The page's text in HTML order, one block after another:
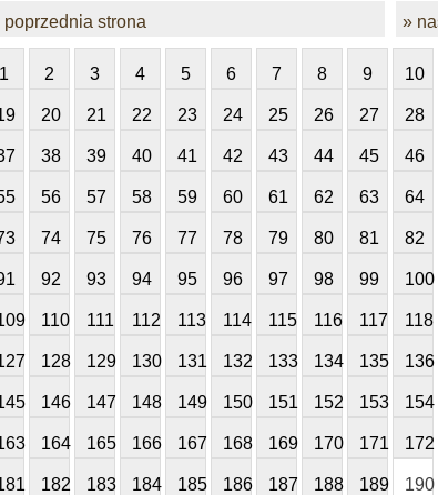
poprzednia strona »
1 2 3 4 5 6 7 8 9 10
20 21 22 23 24 25 26 27 28
38 39 40 41 42 43 44 45 46
56 57 58 59 60 61 62 63 64
74 75 76 77 78 79 80 81 82
92 93 94 95 96 97 98 99 100
110 111 112 113 114 115 116 117 118
128 129 130 131 132 133 134 135 136
146 147 148 149 150 151 152 153 154
164 165 166 167 168 169 170 171 172
182 183 184 185 186 187 188 189 190